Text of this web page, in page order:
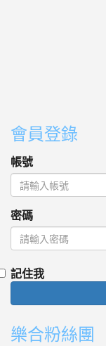
會員登錄
帳號
密碼
記住我
樂合粉絲團